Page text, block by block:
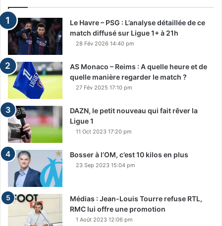
Le Havre – PSG : L’analyse détaillée de ce
match diffusé sur Ligue 1+ à 21h
28 Fév 2026 14:40 pm
AS Monaco – Reims : A quelle heure et de
quelle manière regarder le match ?
27 Fév 2025 17:10 pm
DAZN, le petit nouveau qui fait rêver la
Ligue 1
11 Oct 2023 17:20 pm
Bosser à l’OM, c’est 10 kilos en plus
23 Sep 2023 15:04 pm
Médias : Jean-Louis Tourre refuse RTL,
RMC lui offre une promotion
1 Août 2023 12:06 pm